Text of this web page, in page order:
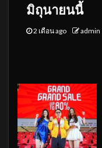
มิถุนายนนี้
2 เดือน ago admin